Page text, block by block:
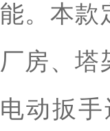
能。本款
厂房、塔
电动扳